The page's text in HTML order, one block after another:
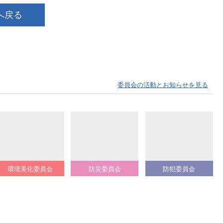
戻る
委員会の活動とお知らせを見る
環境美化委員会 防災委員会 防犯委員会